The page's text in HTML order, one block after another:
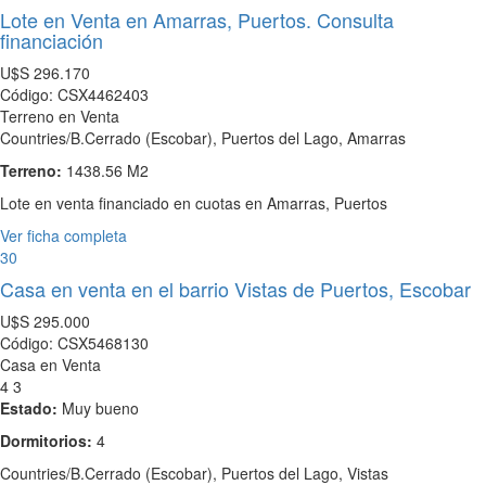
Lote en Venta en Amarras, Puertos. Consulta
financiación
U$S 296.170
Código: CSX4462403
Terreno en Venta
Countries/B.Cerrado (Escobar), Puertos del Lago, Amarras
Terreno: 1438.56 M2
Lote en venta financiado en cuotas en Amarras, Puertos
Ver ficha completa
30
Casa en venta en el barrio Vistas de Puertos, Escobar
U$S 295.000
Código: CSX5468130
Casa en Venta
4 3
Estado: Muy bueno
Dormitorios: 4
Countries/B.Cerrado (Escobar), Puertos del Lago, Vistas